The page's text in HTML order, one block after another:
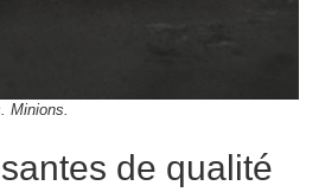
Minions.
de qualité